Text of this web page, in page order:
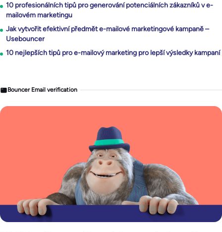
10 profesionálních tipů pro generování potenciálních zákazníků v e-
mailovém marketingu
Jak vytvořit efektivní předmět e-mailové marketingové kampaně –
Usebouncer
10 nejlepších tipů pro e-mailový marketing pro lepší výsledky kampaní
Bouncer Email verification